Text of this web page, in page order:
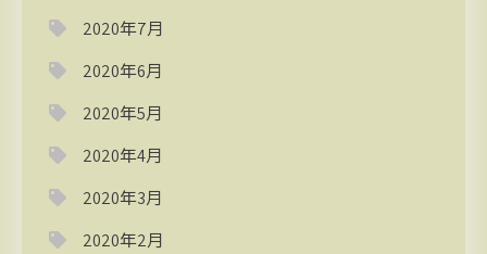
2020年7月
2020年6月
2020年5月
2020年4月
2020年3月
2020年2月